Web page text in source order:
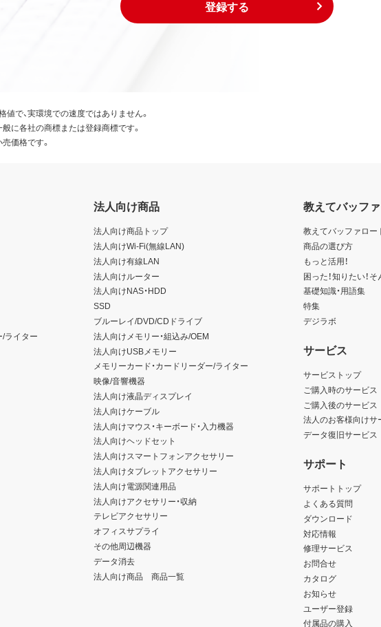
登録する
で、実環境での速度ではありません。
に各社の商標または登録商標です。
価格です。
/ライター
法人向け商品
法人向け商品トップ
法人向けWi-Fi(無線LAN)
法人向け有線LAN
法人向けルーター
法人向けNAS・HDD
SSD
ブルーレイ/DVD/CDドライブ
法人向けメモリー・組込み/OEM
法人向けUSBメモリー
メモリーカード・カードリーダー/ライター
映像/音響機器
法人向け液晶ディスプレイ
法人向けケーブル
法人向けマウス・キーボード・入力機器
法人向けヘッドセット
法人向けスマートフォンアクセサリー
法人向けタブレットアクセサリー
法人向け電源関連用品
法人向けアクセサリー・収納
テレビアクセサリー
オフィスサプライ
その他周辺機器
データ消去
法人向け商品 商品一覧
教えてバッフ
教えてバッファロー
商品の選び方
もっと活用！
困った！知りたい！
基礎知識・用語集
特集
デジラボ
サービス
サービストップ
ご購入時のサービス
ご購入後のサービス
法人のお客様向けサ
データ復旧サービス
サポート
サポートトップ
よくある質問
ダウンロード
対応情報
修理サービス
お問合せ
カタログ
お知らせ
ユーザー登録
付属品の購入